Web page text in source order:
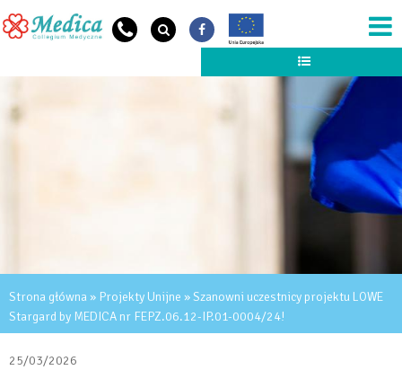
Przejdź do treści
Strona główna» Projekty Unijne » Szanowni uczestnicy projektu LOWE
Stargard by MEDICA nr FEPZ.06.12-IP.01-0004/24!
25/03/2026